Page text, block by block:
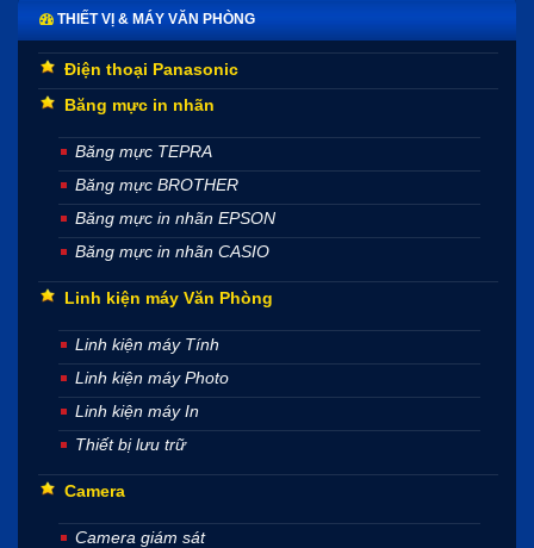
THIẾT VỊ & MÁY VĂN PHÒNG
Điện thoại Panasonic
Băng mực in nhãn
Băng mực TEPRA
Băng mực BROTHER
Băng mực in nhãn EPSON
Băng mực in nhãn CASIO
Linh kiện máy Văn Phòng
Linh kiện máy Tính
Linh kiện máy Photo
Linh kiện máy In
Thiết bị lưu trữ
Camera
Camera giám sát